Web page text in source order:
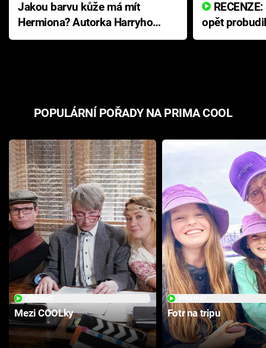
Jakou barvu kůže má mít
Hermiona? Autorka Harryho
Pottera přišla s ráznou
opět
přichází s
POPULÁRNÍ POŘADY NA PRIMA COOL
Mezi COOLky Fotr na tripu